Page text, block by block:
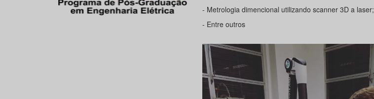
- Metrologia dimencional utilizando scanner 3D a laser;
- Entre outros